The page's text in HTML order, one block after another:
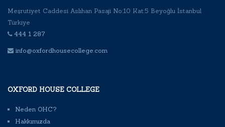
Meşrutiyet Caddesi Aslıhan Pasaji No:10 Kat:5 Beyoğlu İstanbul
Türkiye
444 1 287
info@oxfordhousecollege.com
OXFORD HOUSE COLLEGE
Neden OHC?
Hakkımızda